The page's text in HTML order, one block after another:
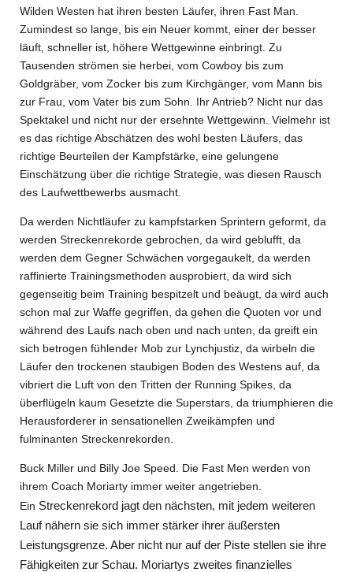
Wilden Westen hat ihren besten Läufer, ihren Fast Man.
Zumindest so lange, bis ein Neuer kommt, einer der besser
läuft, schneller ist, höhere Wettgewinne einbringt. Zu
Tausenden strömen sie herbei, vom Cowboy bis zum
Goldgräber, vom Zocker bis zum Kirchgänger, vom Mann bis
zur Frau, vom Vater bis zum Sohn. Ihr Antrieb? Nicht nur das
Spektakel und nicht nur der ersehnte Wettgewinn. Vielmehr ist
es das richtige Abschätzen des wohl besten Läufers, das
richtige Beurteilen der Kampfstärke, eine gelungene
Einschätzung über die richtige Strategie, was diesen Rausch
des Laufwettbewerbs ausmacht.
Da werden Nichtläufer zu kampfstarken Sprintern geformt, da
werden Streckenrekorde gebrochen, da wird geblufft, da
werden dem Gegner Schwächen vorgegaukelt, da werden
raffinierte Trainingsmethoden ausprobiert, da wird sich
gegenseitig beim Training bespitzelt und beäugt, da wird auch
schon mal zur Waffe gegriffen, da gehen die Quoten vor und
während des Laufs nach oben und nach unten, da greift ein
sich betrogen fühlender Mob zur Lynchjustiz, da wirbeln die
Läufer den trockenen staubigen Boden des Westens auf, da
vibriert die Luft von den Tritten der Running Spikes, da
überflügeln kaum Gesetzte die Superstars, da triumphieren die
Herausforderer in sensationellen Zweikämpfen und
fulminanten Streckenrekorden.
Buck Miller und Billy Joe Speed. Die Fast Men werden von
ihrem Coach Moriarty immer weiter angetrieben.
Ein Streckenrekord jagt den nächsten, mit jedem weiteren
Lauf nähern sie sich immer stärker ihrer äußersten
Leistungsgrenze. Aber nicht nur auf der Piste stellen sie ihre
Fähigkeiten zur Schau. Moriartys zweites finanzielles